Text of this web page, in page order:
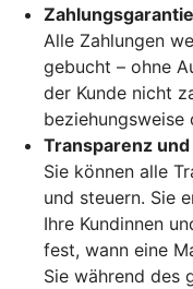
Zahlungsgarantie
Alle Zahlungen
gebucht – ohne
der Kunde nicht
beziehungsweise
Transparenz
Sie können alle
und steuern. Sie
Ihre Kundinnen
fest, wann eine
Sie während des